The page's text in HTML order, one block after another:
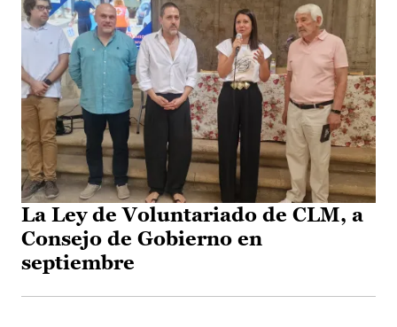
La Ley de Voluntariado de CLM, a
Consejo de Gobierno en
septiembre